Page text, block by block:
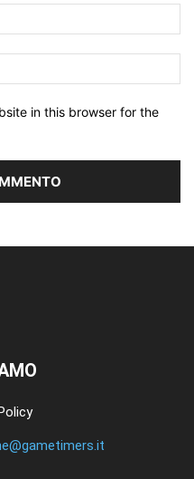
in this browser for the